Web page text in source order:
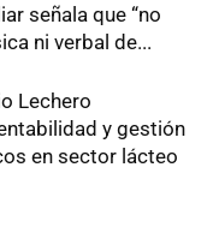
señala que “no
ni verbal de...
Lechero
y gestión
en sector lácteo